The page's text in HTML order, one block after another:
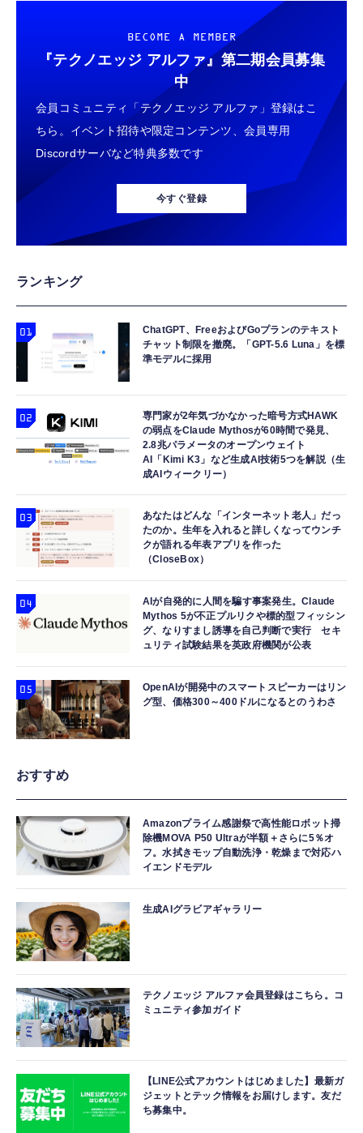
BECOME A MEMBER
『テクノエッジ アルファ』 第二期会員募集
中
会員コミュニティ「テクノエッジ アルファ」登録はこ
ちら。イベント招待や限定コンテンツ、会員専用
Discordサーバなど特典多数です
今すぐ登録
ランキング
ChatGPT、FreeおよびGoプランのテキスト
チャット制限を撤廃。「GPT-5.6 Luna」を標
準モデルに採用
専門家が2年気づかなかった暗号方式HAWK
の弱点をClaude Mythosが60時間で発見、
2.8兆パラメータのオープンウェイト
AI「Kimi K3」など生成AI技術5つを解説（生
成AIウィークリー）
あなたはどんな「インターネット老人」だっ
たのか。生年を入れると詳しくなってウンチ
クが語れる年表アプリを作った
（CloseBox）
AIが自発的に人間を騙す事案発生。Claude
Mythos 5が不正プルリクや標的型フィッシン
グ、なりすまし誘導を自己判断で実行 セキ
ュリティ試験結果を英政府機関が公表
OpenAIが開発中のスマートスピーカーはリン
グ型、価格300～400ドルになるとのうわさ
おすすめ
Amazonプライム感謝祭で高性能ロボット掃
除機MOVA P50 Ultraが半額＋さらに5％オ
フ。水拭きモップ自動洗浄・乾燥まで対応ハ
イエンドモデル
生成AIグラビアギャラリー
テクノエッジ アルファ会員登録はこちら。コ
ミュニティ参加ガイド
【LINE公式アカウントはじめました】最新ガ
ジェットとテック情報をお届けします。友だ
ち募集中。